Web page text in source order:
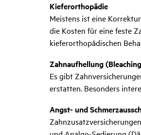
Kieferorthopädie
Meistens ist eine
die Kosten für eine feste
kieferorthopädischen
Zahnaufhellung
Es gibt
erstatten. Besonders
Angst- und